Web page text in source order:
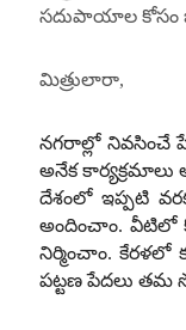
సదుపాయాల కోసం
మిత్రులారా,
నగరాల్లో నివసించే
అనేక
దేశంలో ఇప్పటి
అందించాం. వీటిలో
నిర్మించాం.
పట్టణ పేదలు తమ